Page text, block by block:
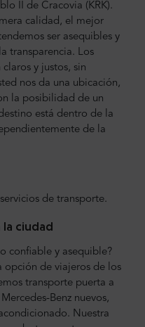
II de Cracovia (KRK).
calidad, el mejor
ser asequibles y
transparencia. Los
y justos, sin
nos da una ubicación,
la posibilidad de un
está dentro de la
de la
de transporte.
ciudad
confiable y asequible?
opción de viajeros de los
transporte puerta a
Benz nuevos,
Nuestra